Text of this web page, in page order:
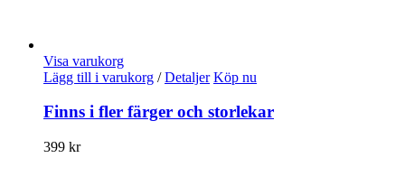
Visa varukorg
Lägg till i varukorg / Detaljer Köp nu
Finns i fler färger och storlekar
399 kr